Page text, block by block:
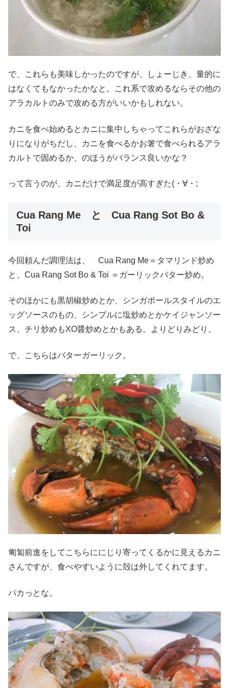
で、これらも美味しかったのですが、しょーじき、量的に
はなくてもなかったかなと。これ系で攻めるならその他の
アラカルトのみで攻める方がいいかもしれない。
カニを食べ始めるとカニに集中しちゃってこれらがおざな
りになりがちだし、カニを食べるかお箸で食べられるアラ
カルトで固めるか、のほうがバランス良いかな？
って言うのが、カニだけで満足度が高すぎた(・∀・;
Cua Rang Me と Cua Rang Sot Bo &
Toi
今回頼んだ調理法は、 Cua Rang Me＝タマリンド炒め
と、Cua Rang Sot Bo & Toi ＝ガーリックバター炒め。
そのほかにも黒胡椒炒めとか、シンガポールスタイルのエ
ッグソースのもの、シンプルに塩炒めとかケイジャンソー
ス、チリ炒めもXO醤炒めとかもある。よりどりみどり。
で、こちらはバターガーリック。
匍匐前進をしてこちらににじり寄ってくるかに見えるカニ
さんですが、食べやすいように殻は外してくれてます。
パカっとな。